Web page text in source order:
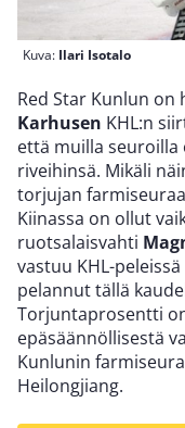
Kuva: Ilari Isotalo
Red Star Kunlun
Karhusen KHL:n
että muilla
riveihinsä. Mikäli
torjujan
Kiinassa on ollut
ruotsalaisvahti
vastuu KHL-
pelannut tällä
Torjuntaprosentti
epäsäännöllisestä
Kunlunin farmiseura
Heilongjiang.